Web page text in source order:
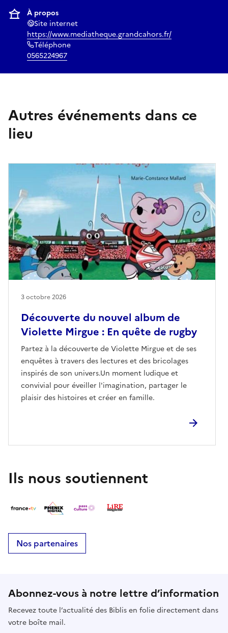
À propos
Site internet
https://www.mediatheque.grandcahors.fr/
Téléphone
0565224967
Autres événements dans ce
lieu
Découverte du nouvel album de
Violette Mirgue : En quête de rugby
Partez à la découverte de Violette Mirgue et de ses
enquêtes à travers des lectures et des bricolages
inspirés de son univers.Un moment ludique et
convivial pour éveiller l'imagination, partager le
plaisir des histoires et créer en famille.
3 octobre 2026
Ils nous soutiennent
Nos partenaires
Abonnez-vous à notre lettre d’information
Recevez toute l’actualité des Biblis en folie directement dans
votre boîte mail.